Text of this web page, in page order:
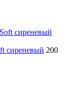
сиреневый 200